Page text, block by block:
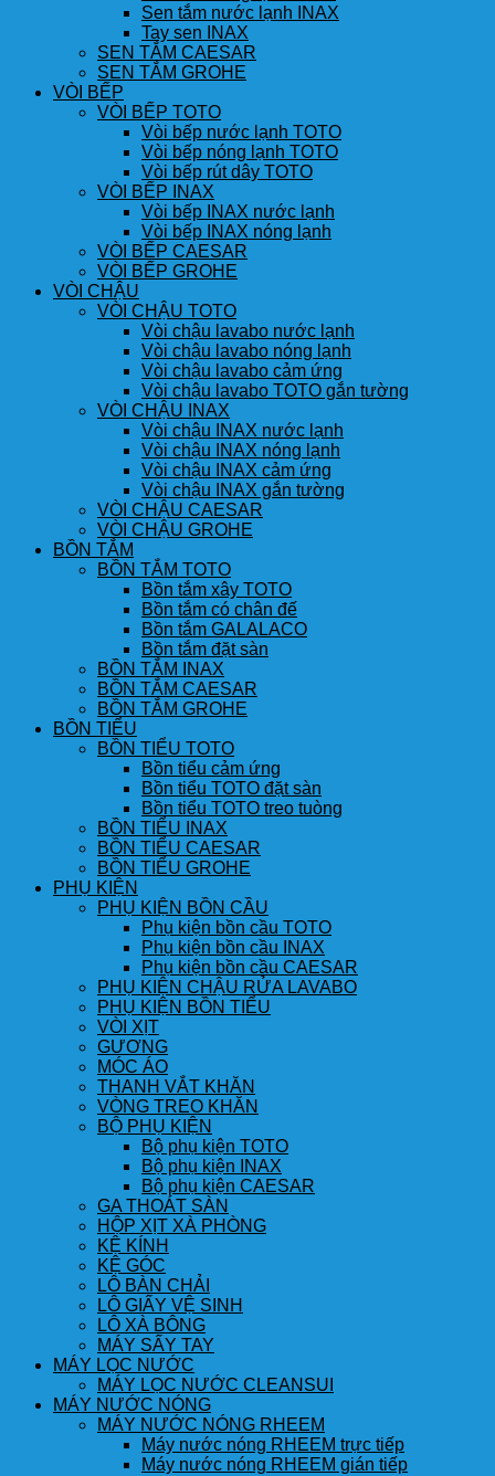
Sen tắm nước lạnh INAX
Tay sen INAX
SEN TẮM CAESAR
SEN TẮM GROHE
VÒI BẾP
VÒI BẾP TOTO
Vòi bếp nước lạnh TOTO
Vòi bếp nóng lạnh TOTO
Vòi bếp rút dây TOTO
VÒI BẾP INAX
Vòi bếp INAX nước lạnh
Vòi bếp INAX nóng lạnh
VÒI BẾP CAESAR
VÒI BẾP GROHE
VÒI CHẬU
VÒI CHẬU TOTO
Vòi chậu lavabo nước lạnh
Vòi chậu lavabo nóng lạnh
Vòi chậu lavabo cảm ứng
Vòi chậu lavabo TOTO gắn tường
VÒI CHẬU INAX
Vòi chậu INAX nước lạnh
Vòi chậu INAX nóng lạnh
Vòi chậu INAX cảm ứng
Vòi chậu INAX gắn tường
VÒI CHẬU CAESAR
VÒI CHẬU GROHE
BỒN TẮM
BỒN TẮM TOTO
Bồn tắm xây TOTO
Bồn tắm có chân đế
Bồn tắm GALALACO
Bồn tắm đặt sàn
BỒN TẮM INAX
BỒN TẮM CAESAR
BỒN TẮM GROHE
BỒN TIỂU
BỒN TIỂU TOTO
Bồn tiểu cảm ứng
Bồn tiểu TOTO đặt sàn
Bồn tiểu TOTO treo tuòng
BỒN TIỂU INAX
BỒN TIỂU CAESAR
BỒN TIỂU GROHE
PHỤ KIỆN
PHỤ KIỆN BỒN CẦU
Phụ kiện bồn cầu TOTO
Phụ kiện bồn cầu INAX
Phụ kiện bồn cầu CAESAR
PHỤ KIỆN CHẬU RỬA LAVABO
PHỤ KIỆN BỒN TIỂU
VÒI XỊT
GƯƠNG
MÓC ÁO
THANH VẮT KHĂN
VÒNG TREO KHĂN
BỘ PHỤ KIỆN
Bộ phụ kiện TOTO
Bộ phụ kiện INAX
Bộ phụ kiện CAESAR
GA THOÁT SÀN
HỘP XỊT XÀ PHÒNG
KỆ KÍNH
KỆ GÓC
LÔ BÀN CHẢI
LÔ GIẤY VỆ SINH
LÔ XÀ BÔNG
MÁY SẤY TAY
MÁY LỌC NƯỚC
MÁY LỌC NƯỚC CLEANSUI
MÁY NƯỚC NÓNG
MÁY NƯỚC NÓNG RHEEM
Máy nước nóng RHEEM trực tiếp
Máy nước nóng RHEEM gián tiếp